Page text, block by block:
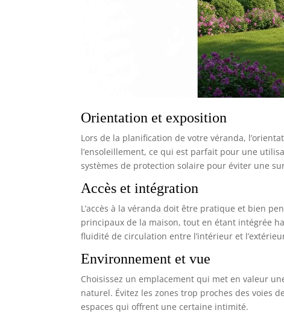
Orientation et exposition
Lors de la planification de votre véranda,
l’ensoleillement, ce qui est parfait pour une
systèmes de protection solaire pour éviter une
Accès et intégration
L’accès à la véranda doit être pratique et bien
principaux de la maison, tout en étant intégrée
fluidité de circulation entre l’intérieur et
Environnement et vue
Choisissez un emplacement qui met en valeur
naturel. Évitez les zones trop proches des voies
espaces qui offrent une certaine intimité.